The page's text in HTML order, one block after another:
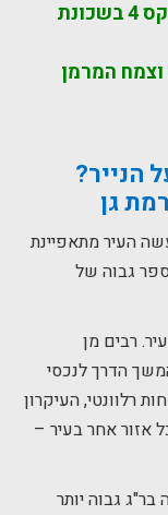
* דירות חדשות למכירה בפרויקט פנקס 4 בשכונת
המרמן
הנייר?
גן
העיר מתאפיינת
גבוה של
רבים מן
הדרך לנכסי
רלוונטי, העיקרון
אזור אחר בעיר –
גבוה יותר